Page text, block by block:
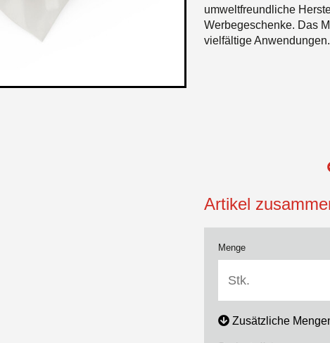
umweltfreundliche
Werbegeschenke. Das
vielfältige Anwendungen.
Artikel
Menge
Zusätzliche